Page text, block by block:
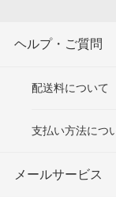
ヘルプ・ご質問
配送料について
支払い方法につ
メールサービス